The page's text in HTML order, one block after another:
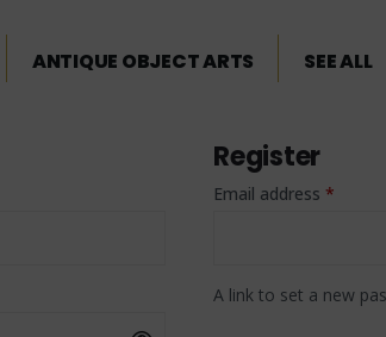
ANTIQUE OBJECT ARTS SEE ALL
Register
Email address *
A link to set a new